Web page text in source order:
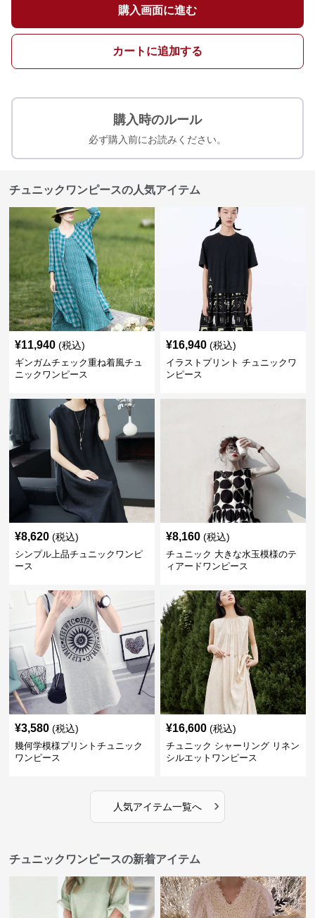
購入画面に進む
カートに追加する
購入時のルール
必ず購入前にお読みください。
チュニックワンピースの人気アイテム
¥11,940 (税込)
ギンガムチェック重ね着風チュ
ニックワンピース
¥16,940 (税込)
イラストプリント チュニックワ
ンピース
¥8,620 (税込)
シンプル上品チュニックワンピ
ース
¥8,160 (税込)
チュニック 大きな水玉模様のテ
ィアードワンピース
¥3,580 (税込)
幾何学模様プリントチュニック
ワンピース
¥16,600 (税込)
チュニック シャーリング リネン
シルエットワンピース
人気アイテム一覧へ ›
チュニックワンピースの新着アイテム